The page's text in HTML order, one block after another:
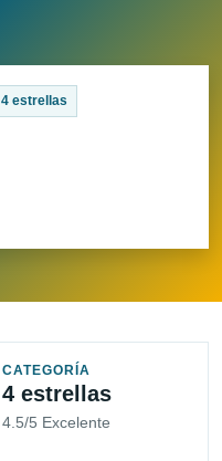
4 estrellas
CATEGORÍA
4 estrellas
4.5/5 Excelente